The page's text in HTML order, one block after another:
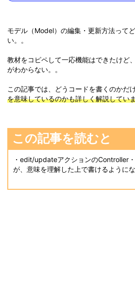
モデル（Model）の編集・更新方法って
い。。
教材をコピペして一応機能はできたけど
がわからない。。
この記事では、どうコードを書くのかだ
を意味しているのかも詳しく解説してい
この記事を読むと
・edit/updateアクションのController
が、意味を理解した上で書けるようにな